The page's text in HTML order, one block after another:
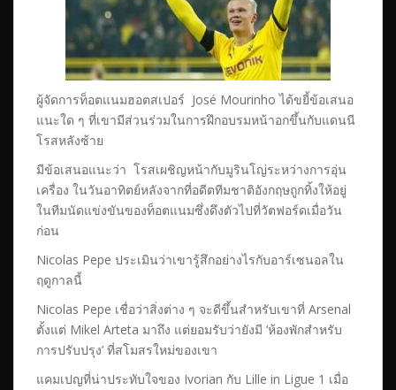
ผู้จัดการท็อตแนมฮอตสเปอร์ José Mourinho ได้ขยี้ข้อเสนอ
แนะใด ๆ ที่เขามีส่วนร่วมในการฝึกอบรมหน้าอกขึ้นกับแดนนี
โรสหลังซ้าย
มีข้อเสนอแนะว่า โรสเผชิญหน้ากับมูรินโญ่ระหว่างการอุ่น
เครื่อง ในวันอาทิตย์หลังจากที่อดีตทีมชาติอังกฤษถูกทิ้งให้อยู่
ในทีมนัดแข่งขันของท็อตแนมซึ่งดึงตัวไปที่วัตฟอร์ดเมื่อวัน
ก่อน
Nicolas Pepe ประเมินว่าเขารู้สึกอย่างไรกับอาร์เซนอลใน
ฤดูกาลนี้
Nicolas Pepe เชื่อว่าสิ่งต่าง ๆ จะดีขึ้นสำหรับเขาที่ Arsenal
ตั้งแต่ Mikel Arteta มาถึง แต่ยอมรับว่ายังมี ‘ห้องพักสำหรับ
การปรับปรุง’ ที่สโมสรใหม่ของเขา
แคมเปญที่น่าประทับใจของ Ivorian กับ Lille in Ligue 1 เมื่อ